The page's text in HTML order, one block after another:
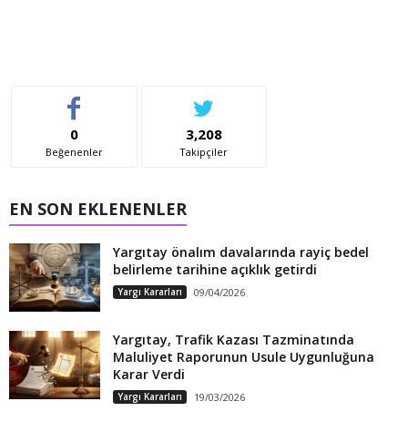
0
Beğenenler
3,208
Takipçiler
EN SON EKLENENLER
Yargıtay önalım davalarında rayiç bedel
belirleme tarihine açıklık getirdi
Yargı Kararları 09/04/2026
Yargıtay, Trafik Kazası Tazminatında
Maluliyet Raporunun Usule Uygunluğuna
Karar Verdi
Yargı Kararları 19/03/2026